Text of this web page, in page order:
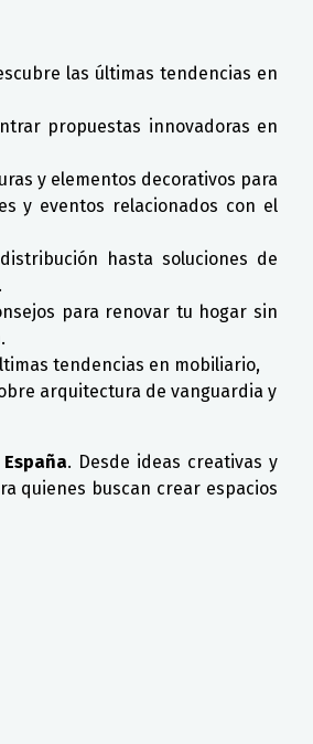
las últimas tendencias en
propuestas innovadoras en
y elementos decorativos para
y eventos relacionados con el
hasta soluciones de
para renovar tu hogar sin
tendencias en mobiliario,
arquitectura de vanguardia y
. Desde ideas creativas y
quienes buscan crear espacios